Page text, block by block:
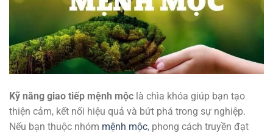
Kỹ năng giao tiếp mệnh mộc là chìa khóa giúp bạn tạo
thiện cảm, kết nối hiệu quả và bứt phá trong sự nghiệp.
Nếu bạn thuộc nhóm mệnh mộc, phong cách truyền đạt